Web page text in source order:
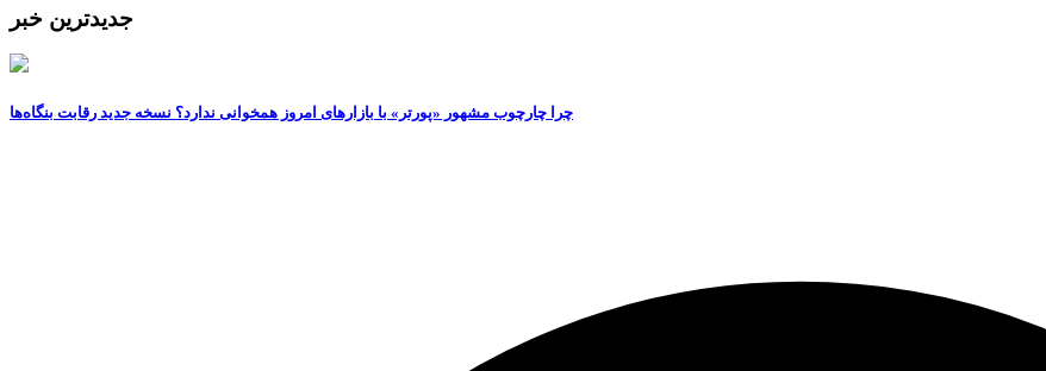
جدیدترین خبر
چرا چارچوب مشهور «پورتر» با بازارهای امروز همخوانی ندارد؟ نسخه جدید رقابت‌ بنگاه‌ها